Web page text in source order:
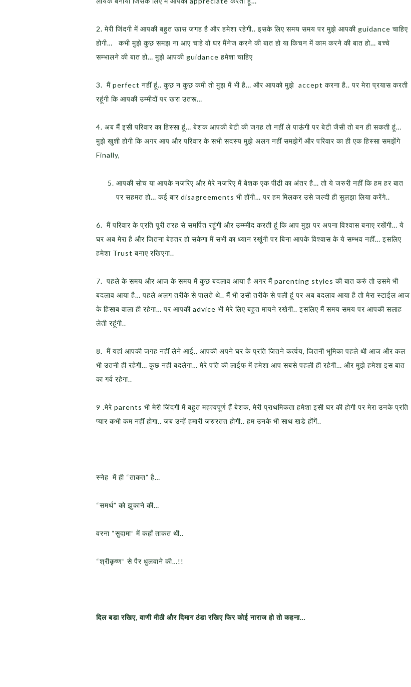
2. मेरी जिंदगी में आपकी बहुत खास जगह है और हमेशा रहेगी.. इसके लिए समय समय पर मुझे आपकी guidance चाहिए
होगी… कभी मुझे कुछ समझ ना आए चाहे वो घर मैंनेज करने की बात हो या किचन में काम करने की बात हो… बच्चे
सम्भालने की बात हो… मुझे आपकी guidance हमेशा चाहिए
3. मैं perfect नहीं हूं.. कुछ न कुछ कमी तो मुझ में भी है… और आपको मुझे accept करना है.. पर मेरा प्रयास करती
रहूंगी कि आपकी उम्मीदों पर खरा उतरू…
4. अब मैं इसी परिवार का हिस्सा हूं… बेशक आपकी बेटी की जगह तो नहीं ले पाऊंगी पर बेटी जैसी तो बन ही सकती हूं…
मुझे खुशी होगी कि अगर आप और परिवार के सभी सदस्य मुझे अलग नहीं समझेगें और परिवार का ही एक हिस्सा समझेंगे
Finally,
आपकी सोच या आपके नजरिए और मेरे नजरिए में बेशक एक पीढी का अंतर है… तो ये जरुरी नहीं कि हम हर बात
पर सहमत हो… कई बार disagreements भी होंगी… पर हम मिलकर उसे जल्दी ही सुलझा लिया करेंगे..
6. मैं परिवार के प्रति पूरी तरह से समर्पित रहूंगी और उम्म्मीद करती हूं कि आप मुझ पर अपना विश्वास बनाए रखेंगी… ये
घर अब मेरा है और जितना बेहतर हो सकेगा मैं सभी का ध्यान रखूंगी पर बिना आपके विश्वास के ये सम्भव नहीं… इसलिए
हमेशा Trust बनाए रखिएगा..
7. पहले के समय और आज के समय में कुछ बदलाव आया है अगर मैं parenting styles की बात करुं तो उसमे भी
बदलाव आया है… पहले अलग तरीके से पालते थे.. मैं भी उसी तरीके से पली हूं पर अब बदलाव आया है तो मेरा स्टाईल आज
के हिसाब वाला ही रहेगा… पर आपकी advice भी मेरे लिए बहुत मायने रखेगी.. इसलिए मैं समय समय पर आपकी सलाह
लेती रहूंगी..
8. मैं यहां आपकी जगह नहीं लेने आई.. आपकी अपने घर के प्रति जितने कर्त्वय, जितनी भूमिका पहले थी आज और कल
भी उतनी ही रहेगी… कुछ नही बदलेगा… मेरे पति की लाईफ में हमेशा आप सबसे पहली ही रहेगी… और मुझे हमेशा इस बात
का गर्व रहेगा..
9 .मेरे parents भी मेरी जिंदगी में बहुत महत्वपूर्ण हैं बेशक, मेरी प्राथमिकता हमेशा इसी घर की होगी पर मेरा उनके प्रति
प्यार कभी कम नहीं होगा.. जब उन्हें हमारी जरुरतत होगी.. हम उनके भी साथ खडे होंगें..
स्नेह में ही “ताकत” है…
“समर्थ” को झुकाने की…
वरना “सुदामा” में कहाँ ताकत थी..
“श्रीकृष्ण” से पैर धुलवाने की…!!
दिल बडा रखिए,वाणी मीठी और दिमाग ठंडा रखिए फिर कोई नाराज हो तो कहना…